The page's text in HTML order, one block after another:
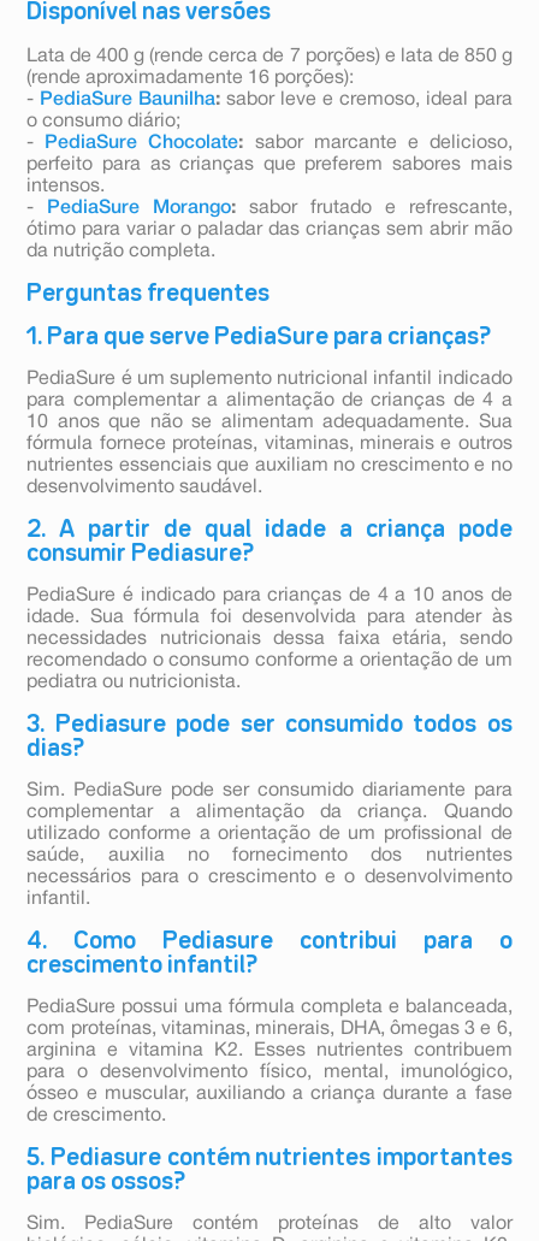
Disponível nas versões
Lata de 400 g (rende cerca de 7 porções) e lata de 850 g
(rende aproximadamente 16 porções):
- PediaSure Baunilha: sabor leve e cremoso, ideal para
o consumo diário;
-
PediaSure Chocolate: sabor marcante e delicioso,
perfeito para as crianças que preferem sabores mais
intensos.
-
PediaSure Morango: sabor frutado e refrescante,
ótimo para variar o paladar das crianças sem abrir mão
da nutrição completa.
Perguntas frequentes
1. Para que serve PediaSure para crianças?
PediaSure é um suplemento nutricional infantil indicado
para complementar a alimentação de crianças de 4 a
10 anos que não se alimentam adequadamente. Sua
fórmula fornece proteínas, vitaminas, minerais e outros
nutrientes essenciais que auxiliam no crescimento e no
desenvolvimento saudável.
2. A partir de qual idade a criança pode
consumir Pediasure?
PediaSure é indicado para crianças de 4 a 10 anos de
idade. Sua fórmula foi desenvolvida para atender às
necessidades nutricionais dessa faixa etária, sendo
recomendado o consumo conforme a orientação de um
pediatra ou nutricionista.
3. Pediasure pode ser consumido todos os
dias?
Sim. PediaSure pode ser consumido diariamente para
complementar a alimentação da criança. Quando
utilizado conforme a orientação de um profissional de
saúde, auxilia no fornecimento dos nutrientes
necessários para o crescimento e o desenvolvimento
infantil.
4. Como Pediasure contribui para o
crescimento infantil?
PediaSure possui uma fórmula completa e balanceada,
com proteínas, vitaminas, minerais, DHA, ômegas 3 e 6,
arginina e vitamina K2. Esses nutrientes contribuem
para o desenvolvimento físico, mental, imunológico,
ósseo e muscular, auxiliando a criança durante a fase
de crescimento.
5. Pediasure contém nutrientes importantes
para os ossos?
Sim. PediaSure contém proteínas de alto valor